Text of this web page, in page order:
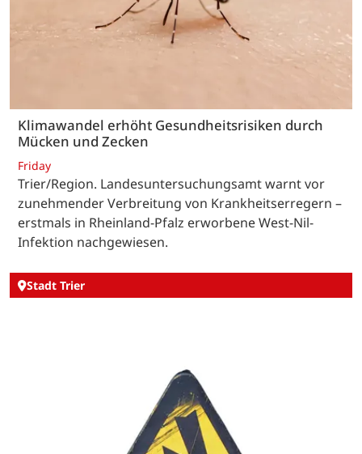
Klimawandel erhöht Gesundheitsrisiken durch
Mücken und Zecken
Friday
Trier/Region. Landesuntersuchungsamt warnt vor
zunehmender Verbreitung von Krankheitserregern –
erstmals in Rheinland-Pfalz erworbene West-Nil-
Infektion nachgewiesen.
Stadt Trier